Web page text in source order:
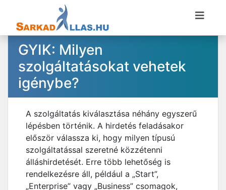
GYIK: Milyen
szolgáltatásokat vehetek
igénybe?
A szolgáltatás kiválasztása néhány egyszerű
lépésben történik. A hirdetés feladásakor
először válassza ki, hogy milyen típusú
szolgáltatással szeretné közzétenni
álláshirdetését. Erre több lehetőség is
rendelkezésre áll, például a „Start”,
„Enterprise” vagy „Business” csomagok,